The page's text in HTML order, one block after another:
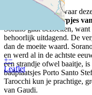
+−
Leaflet
Sorano, het dorpje waar
van de mooiste dorpjes
Sorano gaat bezoeken,
behoorlijk uitdagend. De
dan de moeite waard.
en werd al in de achtste
een strandje ofwel baaitje,
badplaatsjes Porto Santo
Tarocchi kun je prachtige,
van Gaudi.